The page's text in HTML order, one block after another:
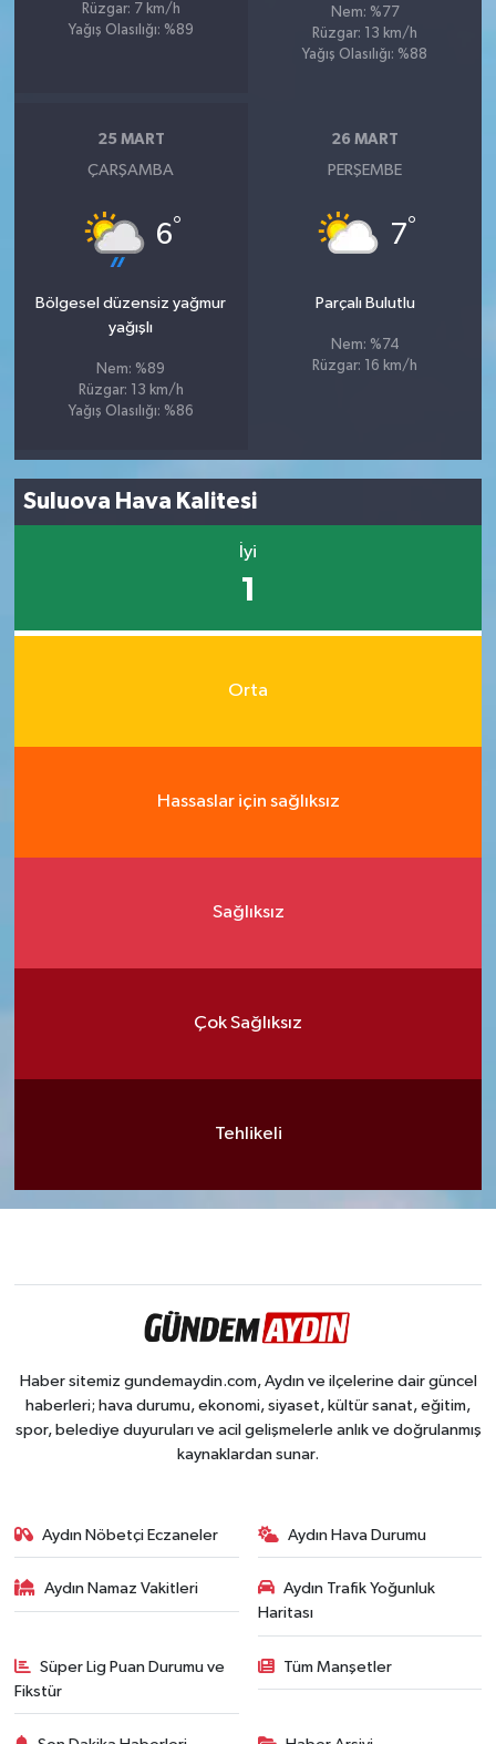
Rüzgar: 7 km/h
Yağış Olasılığı: %89
Nem: %77
Rüzgar: 13 km/h
Yağış Olasılığı: %88
25 MART
ÇARŞAMBA
6°
Bölgesel düzensiz yağmur
yağışlı
Nem: %89
Rüzgar: 13 km/h
Yağış Olasılığı: %86
26 MART
PERŞEMBE
7°
Parçalı Bulutlu
Nem: %74
Rüzgar: 16 km/h
Suluova Hava Kalitesi
İyi
1
Orta
Hassaslar için sağlıksız
Sağlıksız
Çok Sağlıksız
Tehlikeli
Haber sitemiz gundemaydin.com, Aydın ve ilçelerine dair güncel
haberleri; hava durumu, ekonomi, siyaset, kültür sanat, eğitim,
spor, belediye duyuruları ve acil gelişmelerle anlık ve doğrulanmış
kaynaklardan sunar.
Aydın Nöbetçi Eczaneler Aydın Hava Durumu
Aydın Namaz Vakitleri
Aydın Trafik Yoğunluk
Haritası
Süper Lig Puan Durumu ve
Fikstür
Tüm Manşetler